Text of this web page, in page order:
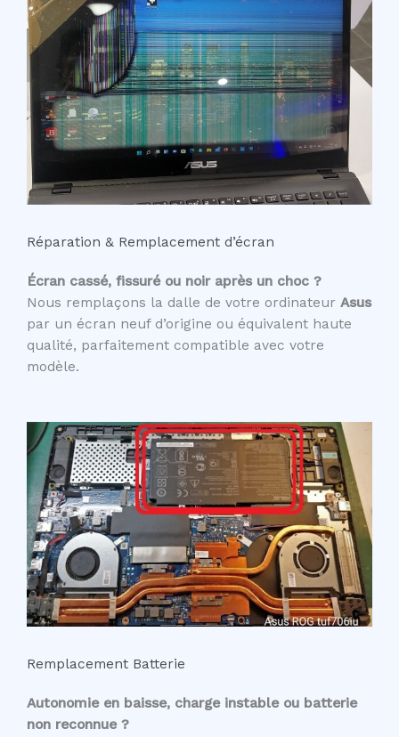
Réparation & Remplacement d’écran
Écran cassé, fissuré ou noir après un choc ?
Nous remplaçons la dalle de votre ordinateur Asus
par un écran neuf d’origine ou équivalent haute
qualité, parfaitement compatible avec votre
modèle.
Remplacement Batterie
Autonomie en baisse, charge instable ou batterie
non reconnue ?